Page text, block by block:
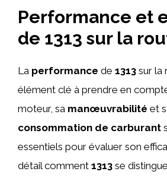
Performance et
de 1313 sur la
La performance de 1313 sur la
élément clé à prendre en
moteur, sa manœuvrabilité et
consommation de carburant
essentiels pour évaluer son
détail comment 1313 se